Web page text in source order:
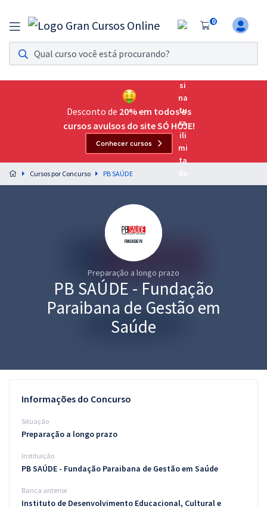
0
Assinatura Ilimitada 11
Acesso a todos os cursos. Teste grátis por 7 dias!
Assinatura OAB Até Passar
Acesso ilimitado a toda preparação para o Exame da
Preparação completa e intensiva para as principais
residências em saúde do Brasil
Graduação
Blog
Aprovados
Atendimento
Desconto de 20% em todos os
cursos avulsos do site SÓ HOJE!
Conhecer cursos
Cursos por Concurso PB SAÚDE
Preparação a longo prazo
PB SAÚDE - Fundação
Paraibana de Gestão em
Saúde
Informações do Concurso
Situação
Preparação a longo prazo
Instituição
PB SAÚDE - Fundação Paraibana de Gestão em Saúde
Banca anterior
Instituto de Desenvolvimento Educacional, Cultural e